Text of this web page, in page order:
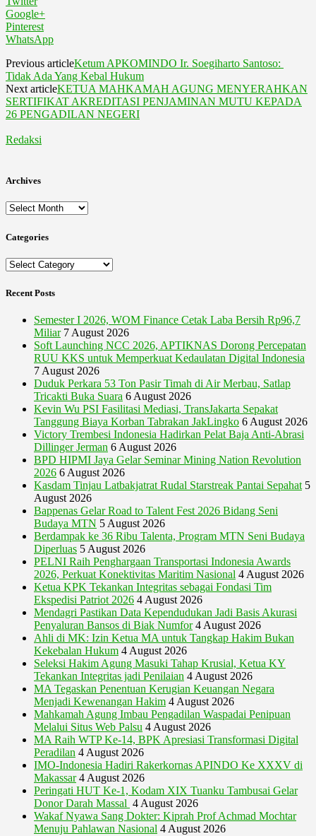
Google+
Pinterest
WhatsApp
Previous articleKetum APKOMINDO Ir. Soegiharto Santoso:
Tidak Ada Yang Kebal Hukum
Next articleKETUA MAHKAMAH AGUNG MENYERAHKAN
SERTIFIKAT AKREDITASI PENJAMINAN MUTU KEPADA
26 PENGADILAN NEGERI
Redaksi
Archives
Archives
Categories
Categories
Recent Posts
Semester I 2026, WOM Finance Cetak Laba Bersih Rp96,7
Miliar 7 August 2026
Soft Launching NCC 2026, APTIKNAS Dorong Percepatan
RUU KKS untuk Memperkuat Kedaulatan Digital Indonesia
7 August 2026
Duduk Perkara 53 Ton Pasir Timah di Air Merbau, Satlap
Tricakti Buka Suara 6 August 2026
Kevin Wu PSI Fasilitasi Mediasi, TransJakarta Sepakat
Tanggung Biaya Korban Tabrakan JakLingko 6 August 2026
Victory Trembesi Indonesia Hadirkan Pelat Baja Anti-Abrasi
Dillinger Jerman 6 August 2026
BPD HIPMI Jaya Gelar Seminar Mining Nation Revolution
2026 6 August 2026
Kasdam Tinjau Latbakjatrat Rudal Starstreak Pantai Sepahat 5
August 2026
Bappenas Gelar Road to Talent Fest 2026 Bidang Seni
Budaya MTN 5 August 2026
Berdampak ke 36 Ribu Talenta, Program MTN Seni Budaya
Diperluas 5 August 2026
PELNI Raih Penghargaan Transportasi Indonesia Awards
2026, Perkuat Konektivitas Maritim Nasional 4 August 2026
Ketua KPK Tekankan Integritas sebagai Fondasi Tim
Ekspedisi Patriot 2026 4 August 2026
Mendagri Pastikan Data Kependudukan Jadi Basis Akurasi
Penyaluran Bansos di Biak Numfor 4 August 2026
Ahli di MK: Izin Ketua MA untuk Tangkap Hakim Bukan
Kekebalan Hukum 4 August 2026
Seleksi Hakim Agung Masuki Tahap Krusial, Ketua KY
Tekankan Integritas jadi Penilaian 4 August 2026
MA Tegaskan Penentuan Kerugian Keuangan Negara
Menjadi Kewenangan Hakim 4 August 2026
Mahkamah Agung Imbau Pengadilan Waspadai Penipuan
Melalui Situs Web Palsu 4 August 2026
MA Raih WTP Ke-14, BPK Apresiasi Transformasi Digital
Peradilan 4 August 2026
IMO-Indonesia Hadiri Rakerkornas APINDO Ke XXXV di
Makassar 4 August 2026
Peringati HUT Ke-1, Kodam XIX Tuanku Tambusai Gelar
Donor Darah Massal 4 August 2026
Wakaf Nyawa Sang Dokter: Kiprah Prof Achmad Mochtar
Menuju Pahlawan Nasional 4 August 2026